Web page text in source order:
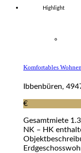
Highlight
Komfortables
Ibbenbüren,
€
Gesamtmiete
NK – HK